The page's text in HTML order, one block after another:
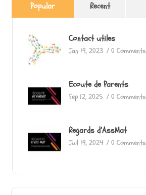
Popular Recent
Contact utiles
Jan 19, 2023 /0 Comments
Ecoute de Parents
Sep 12, 2025 /0 Comments
Regards d’AssMat
Juil 19, 2024 /0 Comments